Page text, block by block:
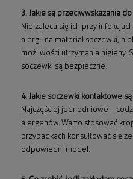
3. Jakie są przeciwwskazania
Nie zaleca się ich przy
alergii na materiał soczewki,
możliwości utrzymania higieny.
soczewki są bezpieczne.
4. Jakie soczewki kontaktowe
Najczęściej jednodniowe –
alergenów. Warto stosować
przypadkach konsultować się
odpowiedni model.